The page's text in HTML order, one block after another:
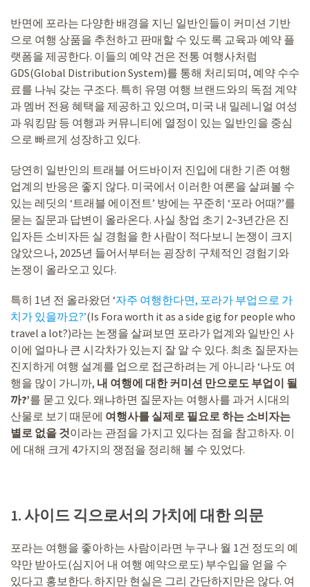
반면에 포라는 다양한 배경을 지닌 일반인들이 커미션 기반
으로 여행 상품을 추천하고 판매할 수 있도록 교육과 예약 플
랫폼을 제공한다. 이들의 예약 건은 전통 여행사처럼
GDS(Global Distribution System)를 통해 처리되며, 예약 수수
료를 나눠 갖는 구조다. 특히 유명 여행 브랜드와의 독점 계약
과 멤버 전용 혜택을 제공하고 있으며, 미국 내 밀레니얼 여성
과 워킹맘 등 여행과 커뮤니티에 열정이 있는 일반인을 중심
으로 빠르게 성장하고 있다.
당연히 일반인의 트래블 어드바이저 진입에 대한 기존 여행
업계의 반응은 좋지 않다. 미국에서 이러한 여론을 살펴볼 수
있는 레딧의 ‘트래블 에이전트’ 방에는 꾸준히 ‘포라 어때?’를
묻는 질문과 답변이 올라온다. 사실 창업 초기 2~3년간은 진
입자든 소비자든 실 경험을 한 사람이 적다보니 논쟁이 크지
않았으나, 2025년 들어서부터는 굉장히 구체적인 경험기와
논쟁이 올라오고 있다.
특히 1년 전 올라왔던 ‘자주 여행한다면, 포라가 부업으로 가
치가 있을까요?’(Is Fora worth it as a side gig for people who
travel a lot?)라는 논쟁을 살펴보면 포라가 업계와 일반인 사
이에 얼마나 큰 시각차가 있는지 잘 알 수 있다. 최초 질문자는
진지하게 여행 설계를 업으로 접근하려는 게 아니라 ‘나도 여
행을 많이 가니까, 내 여행에 대한 커미션 만으로도 부업이 될
까?’를 묻고 있다. 왜냐하면 질문자는 여행사를 과거 시대의
산물로 보기 때문에 여행사를 실제로 필요로 하는 소비자는
별로 없을 것이라는 관점을 가지고 있다는 점을 참고하자. 이
에 대해 크게 4가지의 쟁점을 정리해 볼 수 있었다.
1. 사이드 긱으로서의 가치에 대한 의문
포라는 여행을 좋아하는 사람이라면 누구나 월 1건 정도의 예
약만 받아도(심지어 내 여행 예약으로도) 부수입을 얻을 수
있다고 홍보한다. 하지만 현실은 그리 간단하지만은 않다. 여